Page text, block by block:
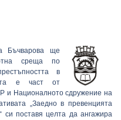
Бъчварова ще
среща по
в
е част от
и Националното сдружение на
„Заедно в превенцията
си поставя целта да ангажира